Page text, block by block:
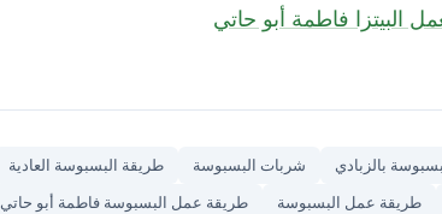
فاطمة أبو حاتي
بالزبادي شربات البسبوسة طريقة البسبوسة العادية
طريقة عمل البسبوسة طريقة عمل البسبوسة فاطمة أبو حاتي